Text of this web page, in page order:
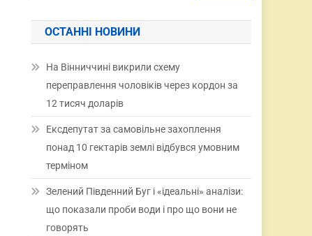
ОСТАННІ НОВИНИ
На Вінниччині викрили схему
переправлення чоловіків через кордон за
12 тисяч доларів
Ексдепутат за самовільне захоплення
понад 10 гектарів землі відбувся умовним
терміном
Зелений Південний Буг і «ідеальні» аналізи:
що показали проби води і про що вони не
говорять